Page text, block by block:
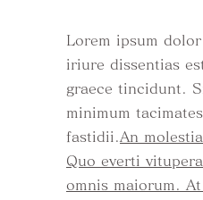
Lorem ipsum
iriure dissentias
graece tincidunt.
minimum
fastidii. An
Quo everti
omnis maiorum.